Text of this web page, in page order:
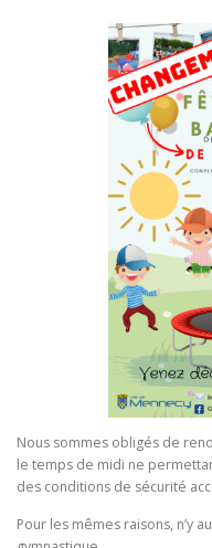
Nous sommes obligés de
le temps de midi ne
des conditions de sécurité
Pour les mêmes raisons, n’y